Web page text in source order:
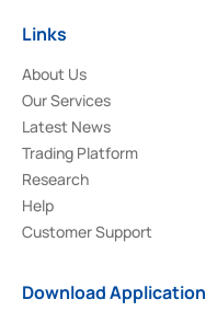
Links
About Us
Our Services
Latest News
Trading Platform
Research
Help
Customer Support
Download Application